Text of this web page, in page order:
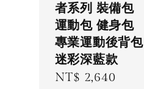
者系列 裝備包
運動包 健身包
專業運動後背包
迷彩深藍款
Sale
NT$ 2,640